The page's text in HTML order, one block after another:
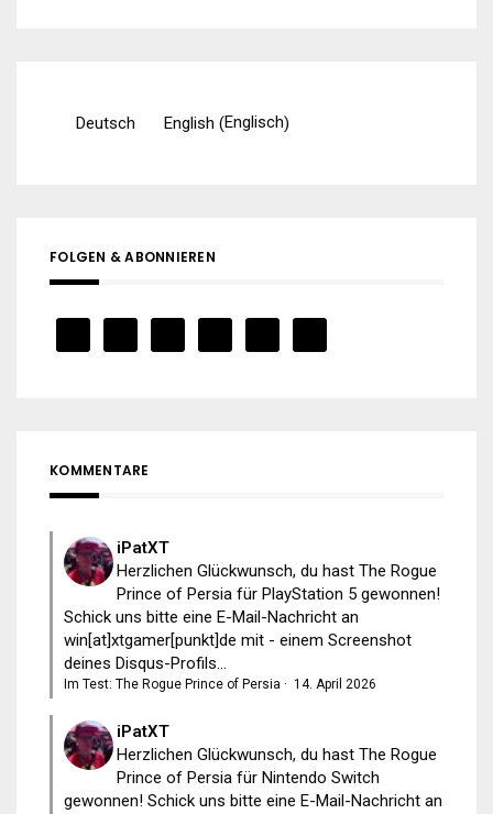
Deutsch English (Englisch)
FOLGEN & ABONNIEREN
KOMMENTARE
iPatXT
Herzlichen Glückwunsch, du hast The Rogue
Prince of Persia für PlayStation 5 gewonnen!
Schick uns bitte eine E-Mail-Nachricht an
win[at]xtgamer[punkt]de mit - einem Screenshot
deines Disqus-Profils...
Im Test: The Rogue Prince of Persia · 14. April 2026
iPatXT
Herzlichen Glückwunsch, du hast The Rogue
Prince of Persia für Nintendo Switch
gewonnen! Schick uns bitte eine E-Mail-Nachricht an